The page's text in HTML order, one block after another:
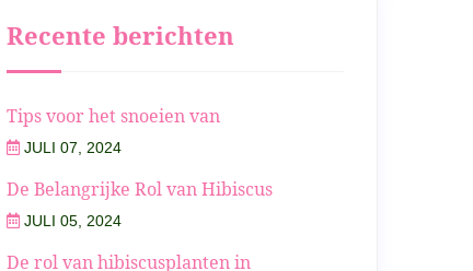
Recente berichten
Tips voor het snoeien van
JULI 07, 2024
De Belangrijke Rol van Hibiscus
JULI 05, 2024
De rol van hibiscusplanten in